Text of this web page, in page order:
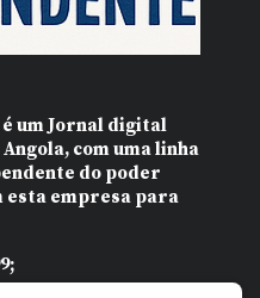
é um Jornal digital
com uma linha
do poder
esta empresa para